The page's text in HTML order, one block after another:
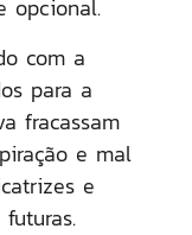
opcional.
com a
para a
fracassam
e mal
e